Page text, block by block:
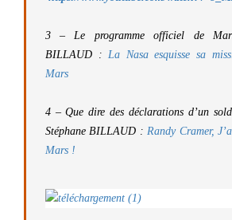
3 – Le programme officiel de
BILLAUD : La Nasa esquisse sa
Mars
4 – Que dire des déclarations d’un
Stéphane BILLAUD : Randy Cramer,
Mars !